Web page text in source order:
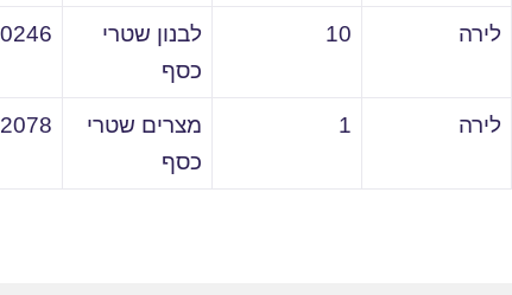
לירה 10
לבנון שטרי
כסף
לירה 1
מצרים שטרי
כסף